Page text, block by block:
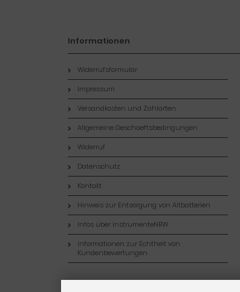
Informationen
Widerrufsformular
Impressum
Versandkosten und Zahlarten
Allgemeine Geschaeftsbedingungen
Widerruf
Datenschutz
Kontakt
Hinweis zur Entsorgung von Altbatterien
Infos über InstrumenteNRW
Informationen zur Echtheit von
Kundenbewertungen